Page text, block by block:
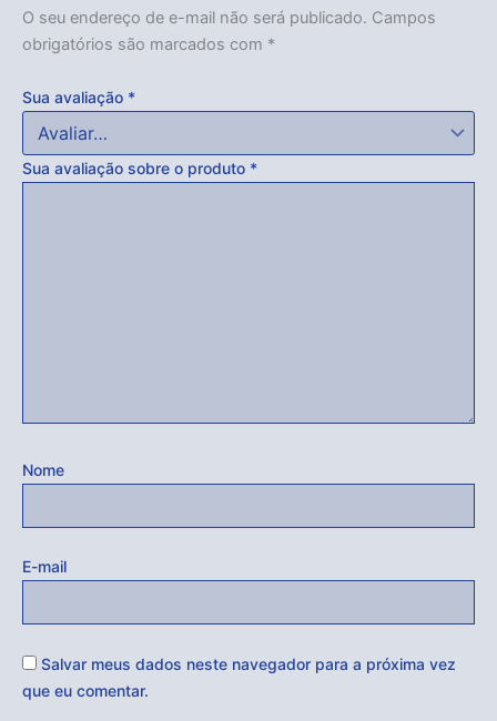
O seu endereço de e-mail não será publicado. Campos
obrigatórios são marcados com *
Sua avaliação *
Sua avaliação sobre o produto *
Nome
E-mail
Salvar meus dados neste navegador para a próxima vez
que eu comentar.